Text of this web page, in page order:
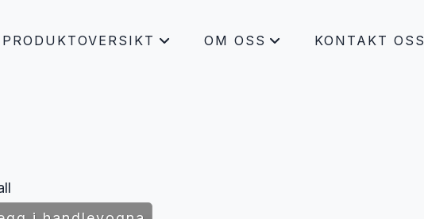
PRODUKTOVERSIKT OM OSS KONTAKT OSS